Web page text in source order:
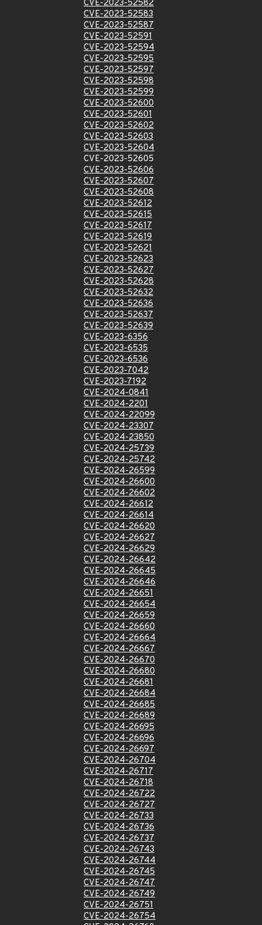
CVE-2023-52582
CVE-2023-52583
CVE-2023-52587
CVE-2023-52591
CVE-2023-52594
CVE-2023-52595
CVE-2023-52597
CVE-2023-52598
CVE-2023-52599
CVE-2023-52600
CVE-2023-52601
CVE-2023-52602
CVE-2023-52603
CVE-2023-52604
CVE-2023-52605
CVE-2023-52606
CVE-2023-52607
CVE-2023-52608
CVE-2023-52612
CVE-2023-52615
CVE-2023-52617
CVE-2023-52619
CVE-2023-52621
CVE-2023-52623
CVE-2023-52627
CVE-2023-52628
CVE-2023-52632
CVE-2023-52636
CVE-2023-52637
CVE-2023-52639
CVE-2023-6356
CVE-2023-6535
CVE-2023-6536
CVE-2023-7042
CVE-2023-7192
CVE-2024-0841
CVE-2024-2201
CVE-2024-22099
CVE-2024-23307
CVE-2024-23850
CVE-2024-25739
CVE-2024-25742
CVE-2024-26599
CVE-2024-26600
CVE-2024-26602
CVE-2024-26612
CVE-2024-26614
CVE-2024-26620
CVE-2024-26627
CVE-2024-26629
CVE-2024-26642
CVE-2024-26645
CVE-2024-26646
CVE-2024-26651
CVE-2024-26654
CVE-2024-26659
CVE-2024-26660
CVE-2024-26664
CVE-2024-26667
CVE-2024-26670
CVE-2024-26680
CVE-2024-26681
CVE-2024-26684
CVE-2024-26685
CVE-2024-26689
CVE-2024-26695
CVE-2024-26696
CVE-2024-26697
CVE-2024-26704
CVE-2024-26717
CVE-2024-26718
CVE-2024-26722
CVE-2024-26727
CVE-2024-26733
CVE-2024-26736
CVE-2024-26737
CVE-2024-26743
CVE-2024-26744
CVE-2024-26745
CVE-2024-26747
CVE-2024-26749
CVE-2024-26751
CVE-2024-26754